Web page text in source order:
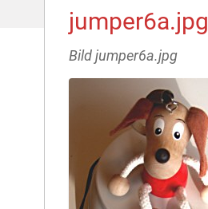
jumper6a.jpg
Bild jumper6a.jpg